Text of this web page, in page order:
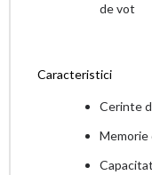
de vot
Caracteristici
Cerinte
Memorie